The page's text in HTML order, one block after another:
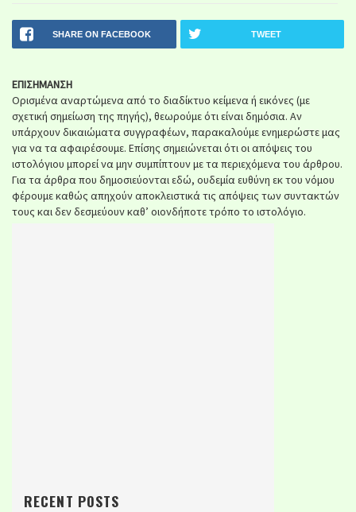
SHARE ON FACEBOOK TWEET
ΕΠΙΣΗΜΑΝΣΗ
Ορισμένα αναρτώμενα από το διαδίκτυο κείμενα ή εικόνες (με
σχετική σημείωση της πηγής), θεωρούμε ότι είναι δημόσια. Αν
υπάρχουν δικαιώματα συγγραφέων, παρακαλούμε ενημερώστε μας
για να τα αφαιρέσουμε. Επίσης σημειώνεται ότι οι απόψεις του
ιστολόγιου μπορεί να μην συμπίπτουν με τα περιεχόμενα του άρθρου.
Για τα άρθρα που δημοσιεύονται εδώ, ουδεμία ευθύνη εκ του νόμου
φέρουμε καθώς απηχούν αποκλειστικά τις απόψεις των συντακτών
τους και δεν δεσμεύουν καθ’ οιονδήποτε τρόπο το ιστολόγιο.
RECENT POSTS